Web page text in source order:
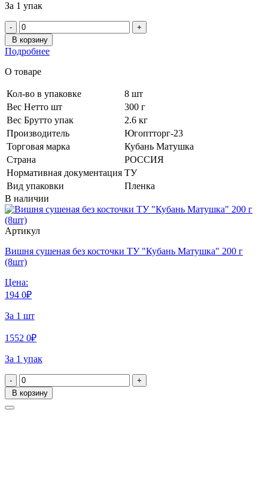
За 1 упак
-
+
В корзину
Подробнее
О товаре
Кол-во в упаковке
8 шт
Вес Нетто шт
300 г
Вес Брутто упак
2.6 кг
Производитель
Югоптторг-23
Торговая марка
Кубань Матушка
Страна
РОССИЯ
Нормативная документация ТУ
Вид упаковки
Пленка
В наличии
Артикул
Вишня сушеная без косточки ТУ "Кубань Матушка" 200 г
(8шт)
Цена:
194 0₽
За 1 шт
1552 0₽
За 1 упак
-
+
В корзину